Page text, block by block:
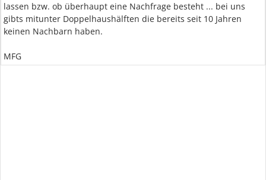
lassen bzw. ob überhaupt eine Nachfrage besteht ... bei uns
gibts mitunter Doppelhaushälften die bereits seit 10 Jahren
keinen Nachbarn haben.
MFG